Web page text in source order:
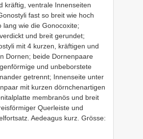
kräftig, ventrale Innenseiten
fast so breit wie hoch
lang wie die Gonocoxite;
und breit gerundet;
mit 4 kurzen, kräftigen und
Dornen; beide Dornenpaare
und unbeborstete
getrennt; Innenseite unter
mit kurzen dörnchenartigen
membranös und breit
Querleiste und
Aedeagus kurz. Grösse: